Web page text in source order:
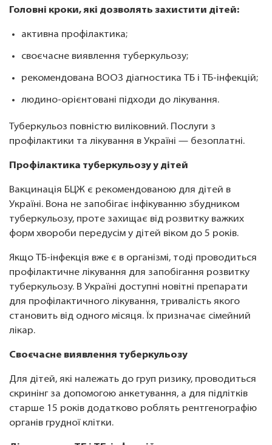
Головні кроки, які дозволять захистити дітей:
активна профілактика;
своєчасне виявлення туберкульозу;
рекомендована ВООЗ діагностика ТБ і ТБ-інфекцій;
людино-орієнтовані підходи до лікування.
Туберкульоз повністю виліковний. Послуги з
профілактики та лікування в Україні — безоплатні.
Профілактика туберкульозу у дітей
Вакцинація БЦЖ є рекомендованою для дітей в
Україні. Вона не запобігає інфікуванню збудником
туберкульозу, проте захищає від розвитку важких
форм хвороби передусім у дітей віком до 5 років.
Якщо ТБ-інфекція вже є в організмі, тоді проводиться
профілактичне лікування для запобігання розвитку
туберкульозу. В Україні доступні новітні препарати
для профілактичного лікування, тривалість якого
становить від одного місяця. Їх призначає сімейний
лікар.
Своєчасне виявлення туберкульозу
Для дітей, які належать до груп ризику, проводиться
скринінг за допомогою анкетування, а для підлітків
старше 15 років додатково роблять рентгенографію
органів грудної клітки.